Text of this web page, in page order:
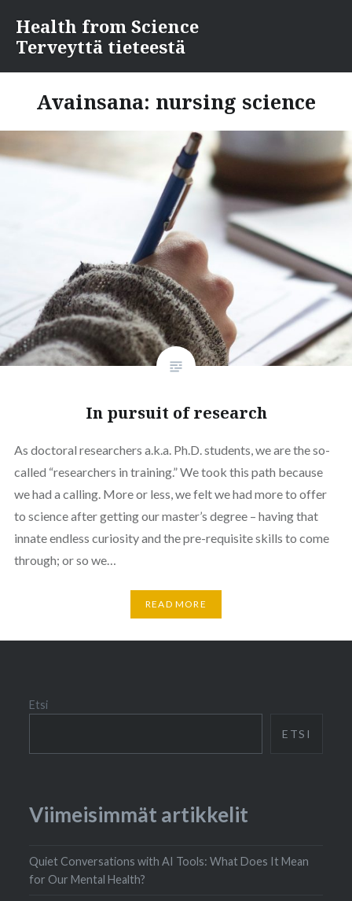
content
Health from Science
Terveyttä tieteestä
Avainsana: nursing science
In pursuit of research
As doctoral researchers a.k.a. Ph.D. students, we are the so-
called “researchers in training.” We took this path because
we had a calling. More or less, we felt we had more to offer
to science after getting our master’s degree – having that
innate endless curiosity and the pre-requisite skills to come
through; or so we…
READ MORE
Etsi
ETSI
Viimeisimmät artikkelit
Quiet Conversations with AI Tools: What Does It Mean
for Our Mental Health?